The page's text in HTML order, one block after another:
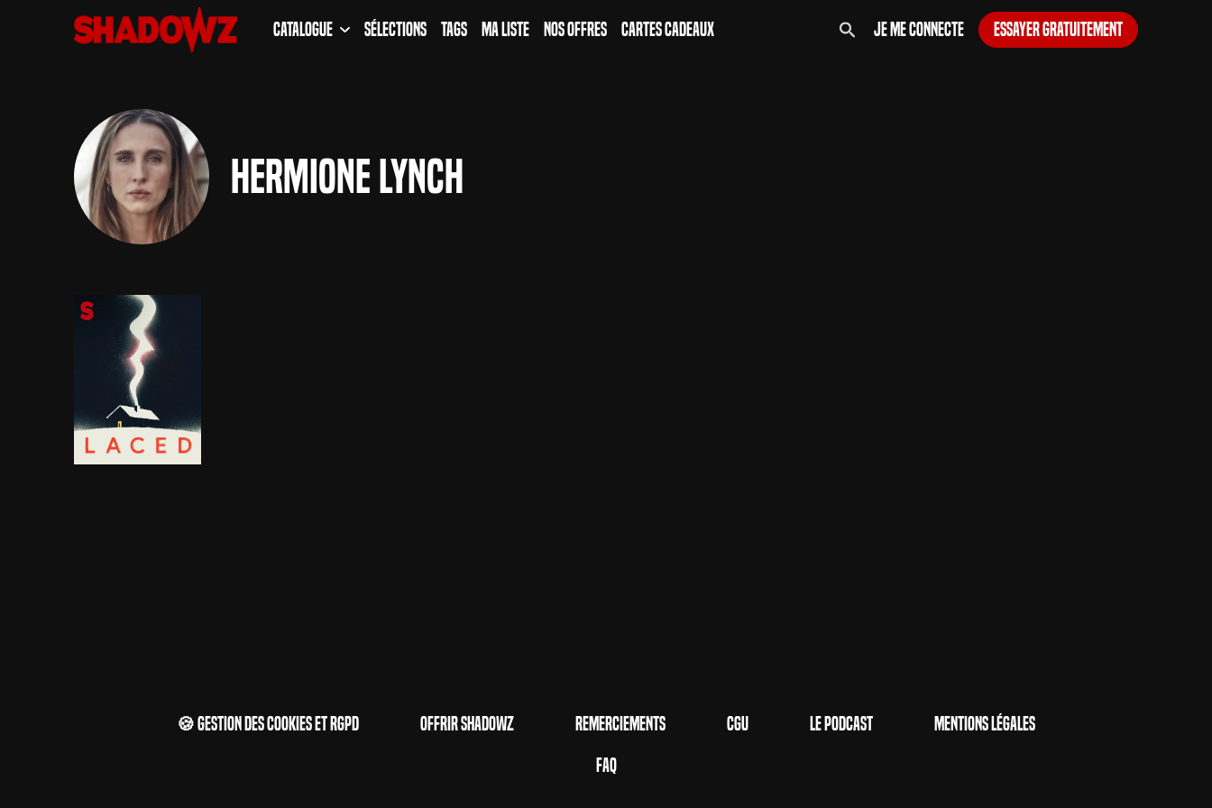
Catalogue Sélections Tags Ma Liste Nos Offres Cartes Cadeaux Je me connecte Essayer gratuitement
Hermione Lynch
🍪 Gestion des cookies et RGPD Offrir Shadowz Remerciements CGU Le Podcast
Mentions Légales
FAQ